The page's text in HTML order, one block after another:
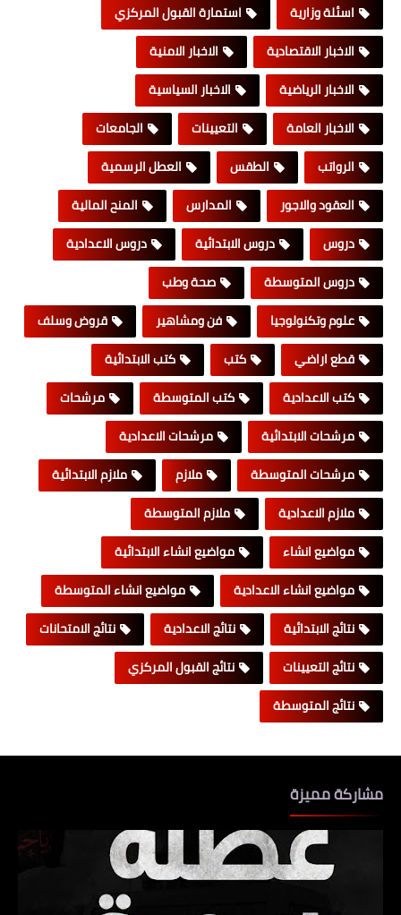
اسئلة وزارية
استمارة القبول المركزي
الاخبار الاقتصادية
الاخبار الامنية
الاخبار الرياضية
الاخبار السياسية
الاخبار العامة
التعيينات
الجامعات
الرواتب
الطقس
العطل الرسمية
العقود والاجور
المدارس
المنح المالية
دروس
دروس الابتدائية
دروس الاعدادية
دروس المتوسطة
صحة وطب
علوم وتكنولوجيا
فن ومشاهير
قروض وسلف
قطع اراضي
كتب
كتب الابتدائية
كتب الاعدادية
كتب المتوسطة
مرشحات
مرشحات الابتدائية
مرشحات الاعدادية
مرشحات المتوسطة
ملازم
ملازم الابتدائية
ملازم الاعدادية
ملازم المتوسطة
مواضيع انشاء
مواضيع انشاء الابتدائية
مواضيع انشاء الاعدادية
مواضيع انشاء المتوسطة
نتائج الابتدائية
نتائج الاعدادية
نتائج الامتحانات
نتائج التعيينات
نتائج القبول المركزي
نتائج المتوسطة
مشاركة مميزة